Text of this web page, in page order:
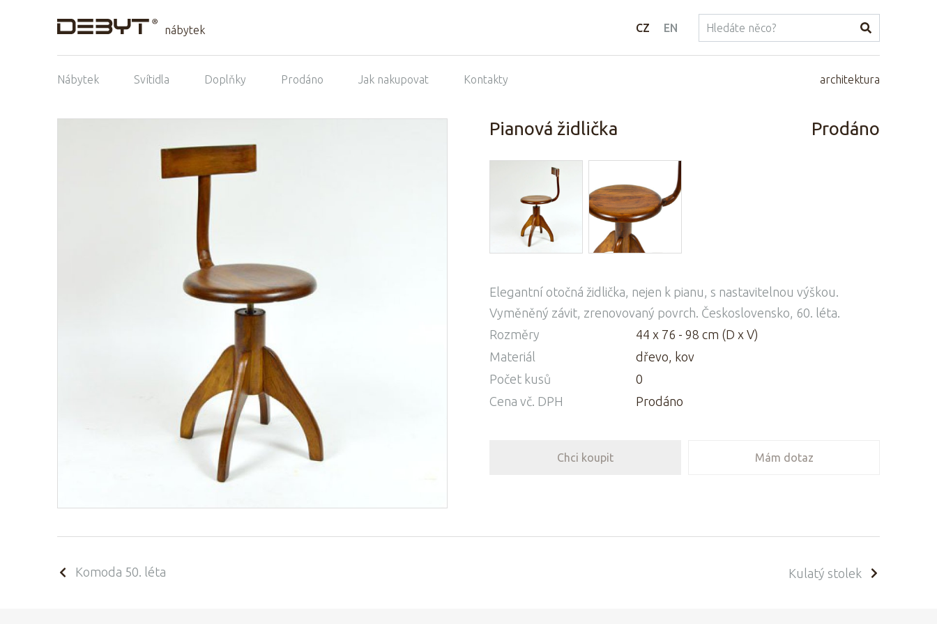
nábytek CZ EN
Nábytek Svítidla Doplňky Prodáno Jak nakupovat Kontakty architektura
Pianová židlička Prodáno
Elegantní otočná židlička, nejen k pianu, s nastavitelnou výškou.
Vyměněný závit, zrenovovaný povrch. Československo, 60. léta.
Rozměry
44 x 76 - 98 cm (D x V)
Materiál
dřevo, kov
Počet kusů
0
Cena vč. DPH
Prodáno
Chci koupit Mám dotaz
Komoda 50. léta Kulatý stolek